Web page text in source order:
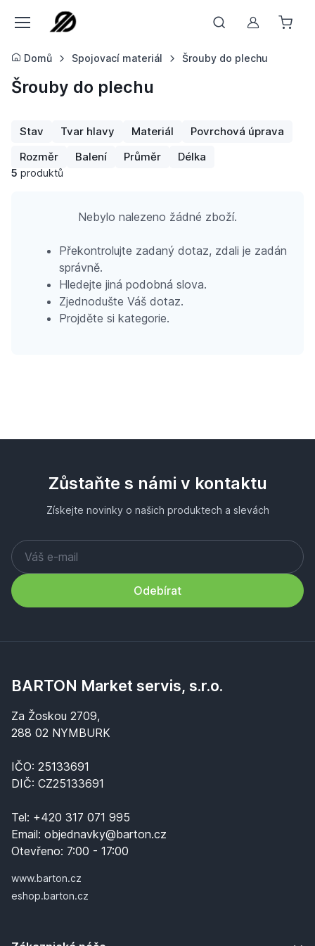
Můj účet
Domů Spojovací materiál Šrouby do plechu
Šrouby do plechu
Stav Tvar hlavy Materiál
Povrchová úprava
Rozměr
Balení Průměr Délka
5 produktů
Nebylo nalezeno žádné zboží.
Překontrolujte zadaný dotaz, zdali je zadán
správně.
Hledejte jiná podobná slova.
Zjednodušte Váš dotaz.
Projděte si kategorie.
Zůstaňte s námi v kontaktu
Získejte novinky o našich produktech a slevách
Odebírat
BARTON Market servis, s.r.o.
Za Žoskou 2709,
288 02 NYMBURK
IČO: 25133691
DIČ: CZ25133691
Tel: +420 317 071 995
Email: objednavky@barton.cz
Otevřeno: 7:00 - 17:00
www.barton.cz
eshop.barton.cz